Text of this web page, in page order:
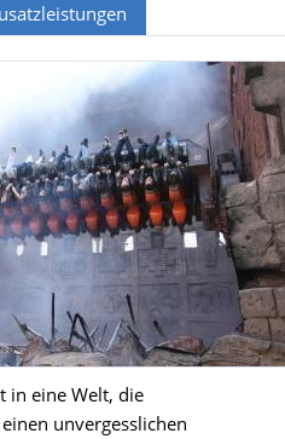
in eine Welt, die
unvergesslichen